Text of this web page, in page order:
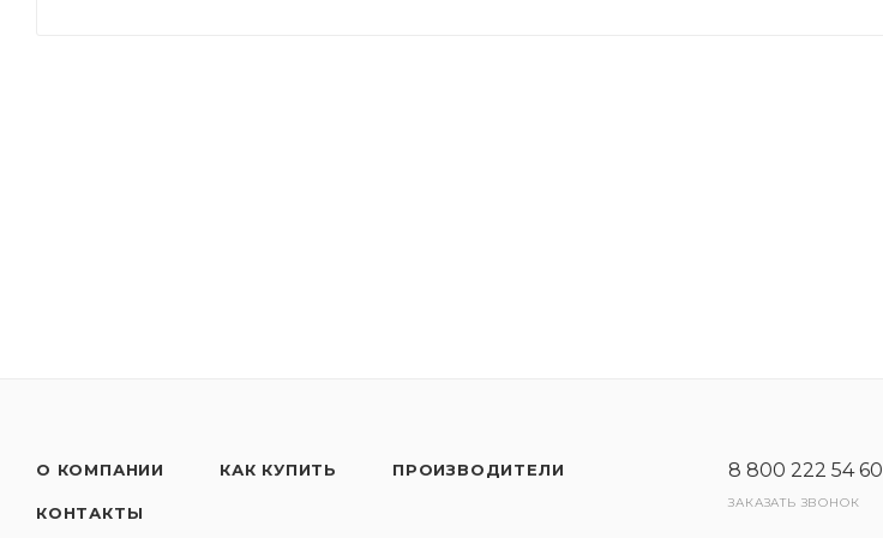
О КОМПАНИИ КАК КУПИТЬ ПРОИЗВОДИТЕЛИ
КОНТАКТЫ
8 800 222 54 60
ЗАКАЗАТЬ ЗВОНОК